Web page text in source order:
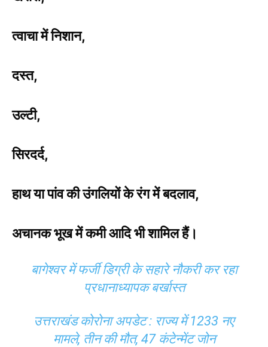
त्वाचा में निशान,
दस्त,
उल्टी,
सिरदर्द,
हाथ या पांव की उंगलियों के रंग में बदलाव,
अचानक भूख में कमी आदि भी शामिल हैं।
बागेश्वर में फर्जी डिग्री के सहारे नौकरी कर रहा
प्रधानाध्यापक बर्खास्त
उत्तराखंड कोरोना अपडेट : राज्य में 1233 नए
मामले, तीन की मौत, 47 कंटेन्मेंट जोन